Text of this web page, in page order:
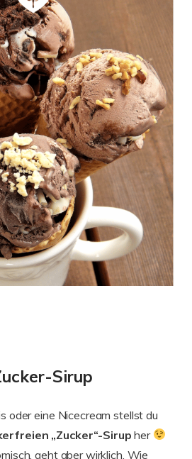
Sirup
oder eine Nicecream stellst du
„Zucker“-Sirup her
geht aber wirklich. Wie